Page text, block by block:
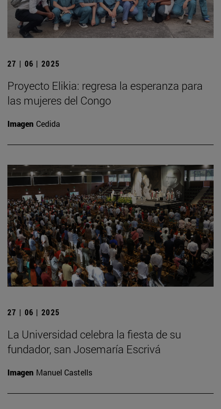
27 | 06 | 2025
Proyecto Elikia: regresa la esperanza para
las mujeres del Congo
Imagen Cedida
27 | 06 | 2025
La Universidad celebra la fiesta de su
fundador, san Josemaría Escrivá
Imagen Manuel Castells